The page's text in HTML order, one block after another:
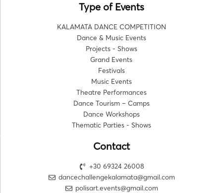
Type of Events
KALAMATA DANCE COMPETITION
Dance & Music Events
Projects - Shows
Grand Events
Festivals
Music Events
Theatre Performances
Dance Tourism – Camps
Dance Workshops
Thematic Parties - Shows
Contact
+30 69324 26008
dancechallengekalamata@gmail.com
polisart.events@gmail.com